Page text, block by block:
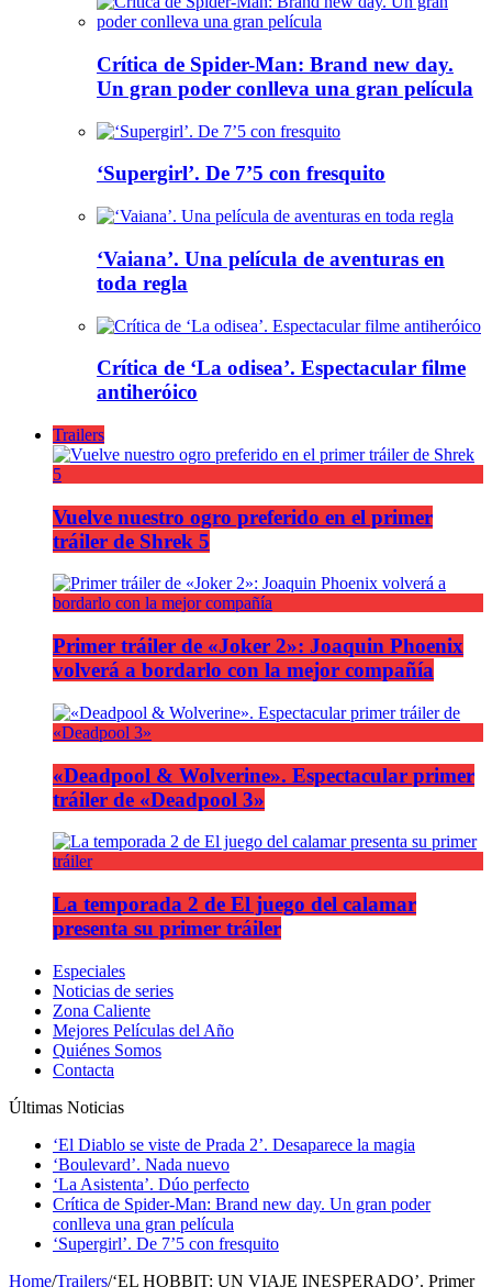
Crítica de Spider-Man: Brand new day.
Un gran poder conlleva una gran película
‘Supergirl’. De 7’5 con fresquito
‘Vaiana’. Una película de aventuras en
toda regla
Crítica de ‘La odisea’. Espectacular filme
antiheróico
Trailers
Vuelve nuestro ogro preferido en el primer
tráiler de Shrek 5
Primer tráiler de «Joker 2»: Joaquin Phoenix
volverá a bordarlo con la mejor compañía
«Deadpool & Wolverine». Espectacular primer
tráiler de «Deadpool 3»
La temporada 2 de El juego del calamar
presenta su primer tráiler
Especiales
Noticias de series
Zona Caliente
Mejores Películas del Año
Quiénes Somos
Contacta
Últimas Noticias
‘El Diablo se viste de Prada 2’. Desaparece la magia
‘Boulevard’. Nada nuevo
‘La Asistenta’. Dúo perfecto
Crítica de Spider-Man: Brand new day. Un gran poder
conlleva una gran película
‘Supergirl’. De 7’5 con fresquito
Home/Trailers/‘EL HOBBIT: UN VIAJE INESPERADO’. Primer